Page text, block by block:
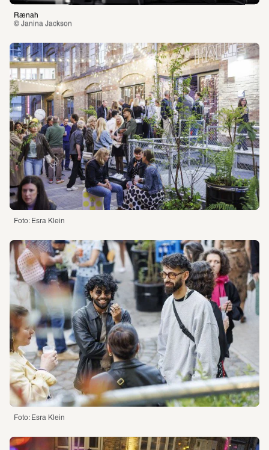
Foto: Esra Klein
Foto: Esra Klein